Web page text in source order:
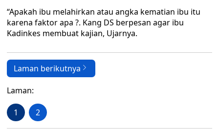
“Apakah ibu melahirkan atau angka kematian ibu itu
karena faktor apa ?. Kang DS berpesan agar ibu
Kadinkes membuat kajian, Ujarnya.
Laman berikutnya
Laman:
1 2